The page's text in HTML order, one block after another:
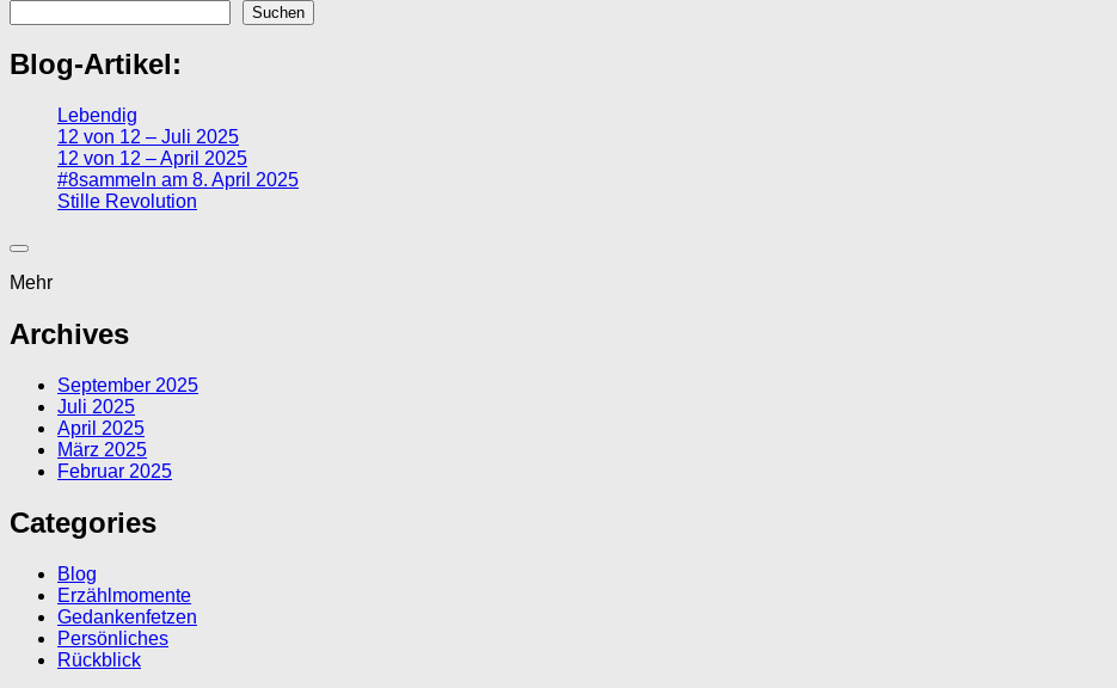
Suchen
Blog-Artikel:
Lebendig
12 von 12 – Juli 2025
12 von 12 – April 2025
#8sammeln am 8. April 2025
Stille Revolution
Mehr
Archives
September 2025
Juli 2025
April 2025
März 2025
Februar 2025
Categories
Blog
Erzählmomente
Gedankenfetzen
Persönliches
Rückblick